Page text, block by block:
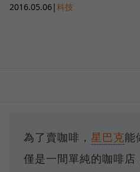
2016.05.06|科技
為了賣咖啡， 星巴克能
僅是一間單純的咖啡店